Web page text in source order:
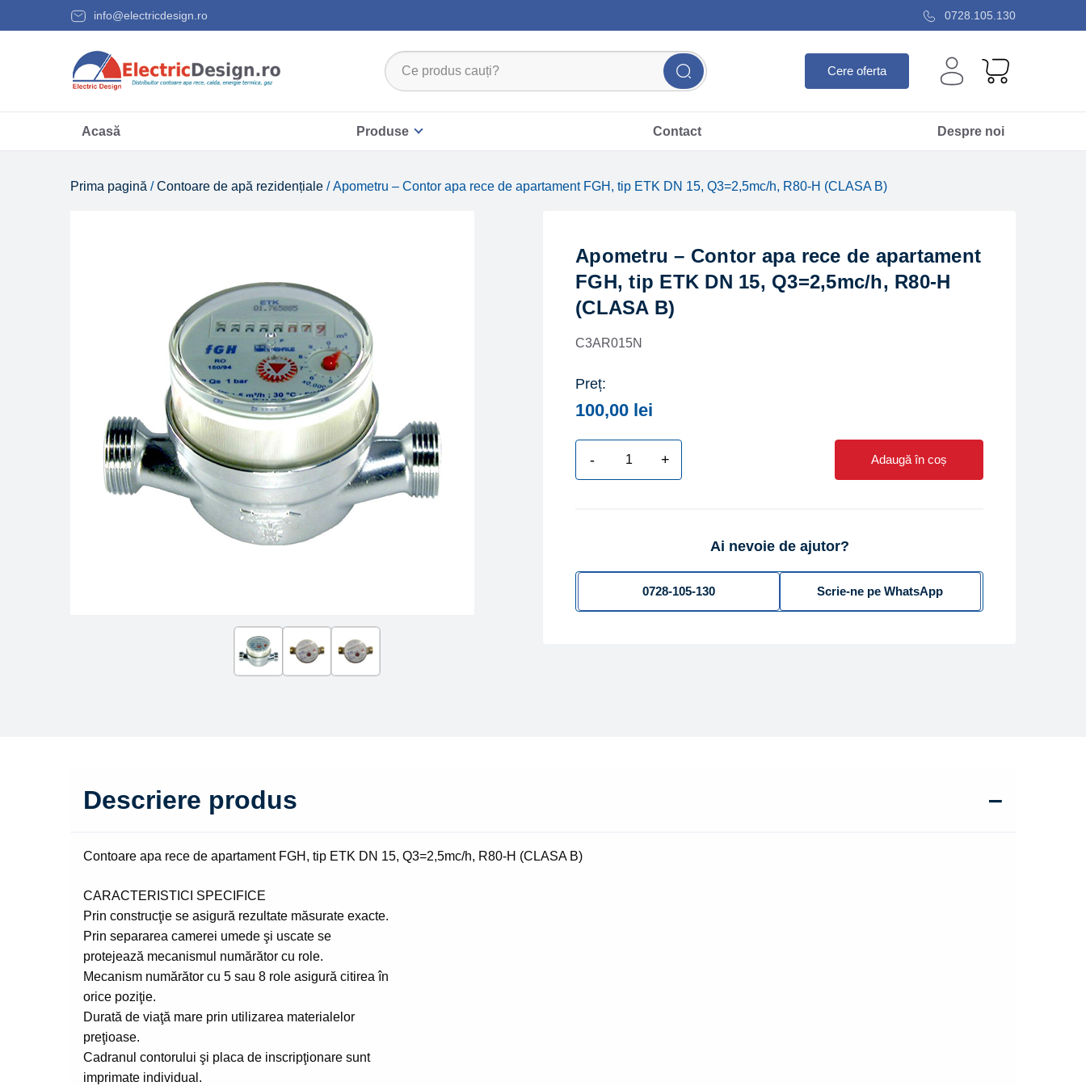
info@electricdesign.ro 0728.105.130
Cere oferta
Acasă Produse Contact Despre noi
Prima pagină /Contoare de apă rezidențiale / Apometru – Contor apa rece de apartament FGH, tip ETK DN 15, Q3=2,5mc/h, R80-H (CLASA B)
Apometru – Contor apa rece de apartament
FGH, tip ETK DN 15, Q3=2,5mc/h, R80-H
(CLASA B)
C3AR015N
Preț:
100,00 lei
-
rece
apartament
+ Adaugă în coș
Ai nevoie de ajutor?
0728-105-130 Scrie-ne pe WhatsApp
Descriere produs
Contoare apa rece de apartament FGH, tip ETK DN 15, Q3=2,5mc/h, R80-H (CLASA B)
CARACTERISTICI SPECIFICE
Prin construcţie se asigură rezultate măsurate exacte.
Prin separarea camerei umede şi uscate se
protejează mecanismul numărător cu role.
Mecanism numărător cu 5 sau 8 role asigură citirea în
orice poziţie.
Durată de viaţă mare prin utilizarea materialelor
preţioase.
Cadranul contorului şi placa de inscripţionare sunt
imprimate individual.